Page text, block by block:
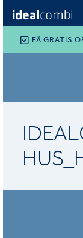
FÅ GRATIS